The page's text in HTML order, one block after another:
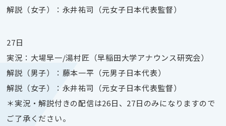
解説（女子）：永井祐司（元女子日本代表監督）
27日
実況： 大場早一/湯村匠（早稲田大学アナウンス研究会）
解説（男子）： 藤本一平（元男子日本代表）
解説（女子）：永井祐司（元女子日本代表監督）
＊実況・解説付きの配信は26日、27日のみになりますので
ご了承ください。